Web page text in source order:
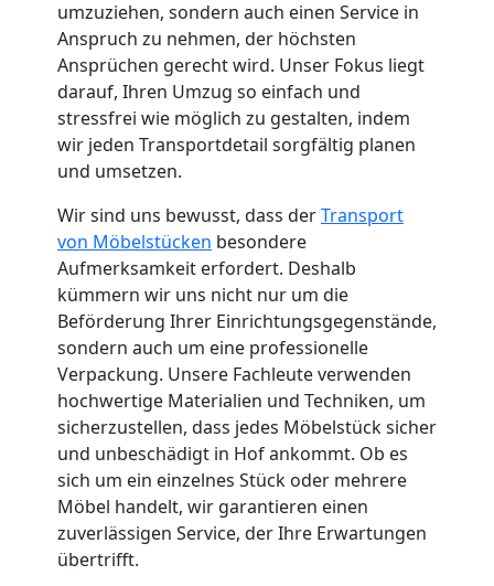
umzuziehen, sondern auch einen Service in
Anspruch zu nehmen, der höchsten
Ansprüchen gerecht wird. Unser Fokus liegt
darauf, Ihren Umzug so einfach und
stressfrei wie möglich zu gestalten, indem
wir jeden Transportdetail sorgfältig planen
und umsetzen.
Wir sind uns bewusst, dass derTransport
von Möbelstücken besondere
Aufmerksamkeit erfordert. Deshalb
kümmern wir uns nicht nur um die
Beförderung Ihrer Einrichtungsgegenstände,
sondern auch um eine professionelle
Verpackung. Unsere Fachleute verwenden
hochwertige Materialien und Techniken, um
sicherzustellen, dass jedes Möbelstück sicher
und unbeschädigt in Hof ankommt. Ob es
sich um ein einzelnes Stück oder mehrere
Möbel handelt, wir garantieren einen
zuverlässigen Service, der Ihre Erwartungen
übertrifft.
Küchenumzug
Dornbirn
Umzug
und
Lagerung
Dornbirn
Full-
Service-
Umzug